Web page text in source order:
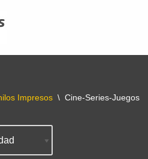
Impresos \ Cine-Series-Juegos